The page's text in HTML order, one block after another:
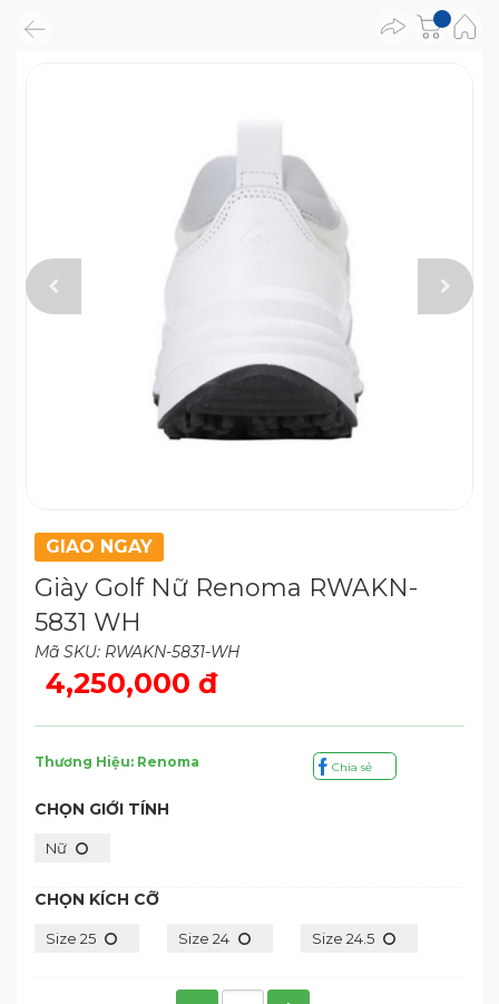
GIAO NGAY
Giày Golf Nữ Renoma RWAKN-
5831 WH
Mã SKU: RWAKN-5831-WH
4,250,000 đ
Thương Hiệu: Renoma Chia sẻ
CHỌN GIỚI TÍNH
Nữ
CHỌN KÍCH CỠ
Size 25 Size 24 Size 24.5